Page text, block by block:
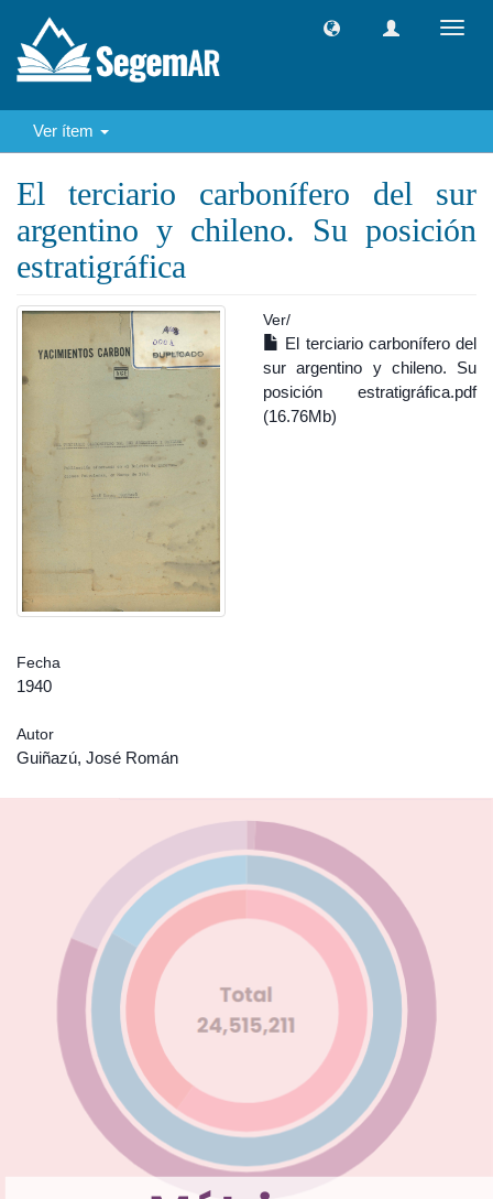
Ver ítem
El terciario carbonífero del sur
argentino y chileno. Su posición
estratigráfica
Ver/
El terciario carbonífero del
sur argentino y chileno. Su
posición estratigráfica.pdf
(16.76Mb)
Fecha
1940
Autor
Guiñazú, José Román